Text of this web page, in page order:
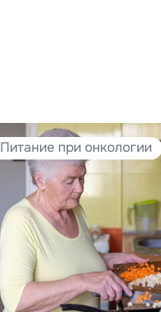
Питание при онкологии